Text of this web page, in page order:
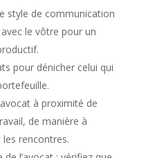
style de communication
le vôtre pour un
pour dénicher celui qui
à proximité de
de manière à
rencontres.